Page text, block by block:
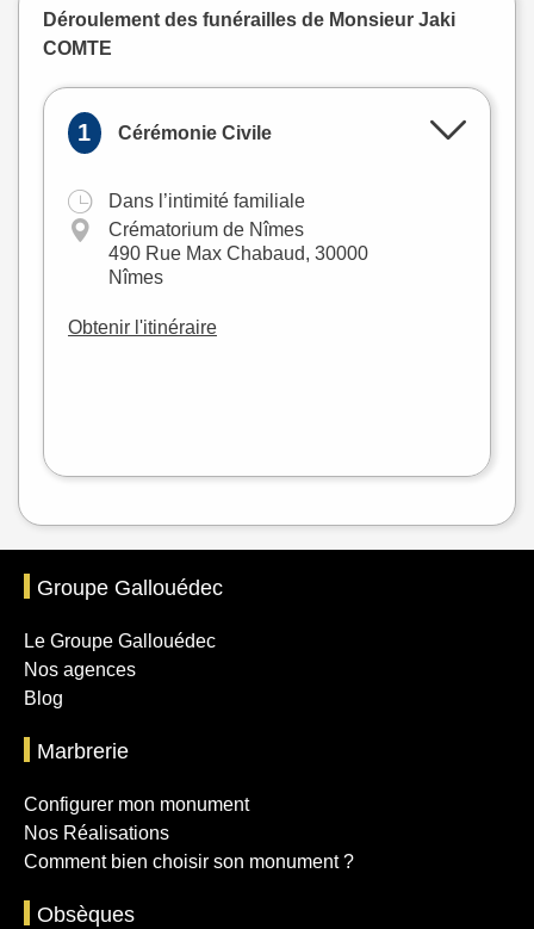
Déroulement des funérailles de Monsieur Jaki
COMTE
1 Cérémonie Civile
Dans l’intimité familiale
Crématorium de Nîmes
490 Rue Max Chabaud, 30000
Nîmes
Obtenir l'itinéraire
Groupe Gallouédec
Le Groupe Gallouédec
Nos agences
Blog
Marbrerie
Configurer mon monument
Nos Réalisations
Comment bien choisir son monument ?
Obsèques